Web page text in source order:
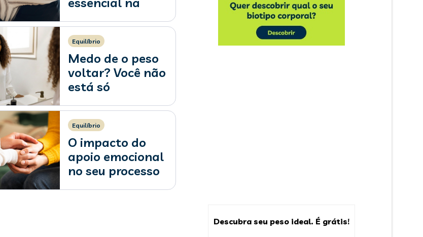
Equilíbrio
Medo de o peso
voltar? Você não
está só
Equilíbrio
O impacto do
apoio emocional
no seu processo
Descubra seu peso ideal. É grátis!